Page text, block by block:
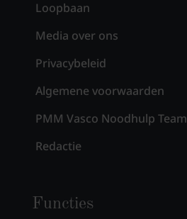
Loopbaan
Media over ons
Privacybeleid
Algemene voorwaarden
PMM Vasco Noodhulp Team
Redactie
Functies